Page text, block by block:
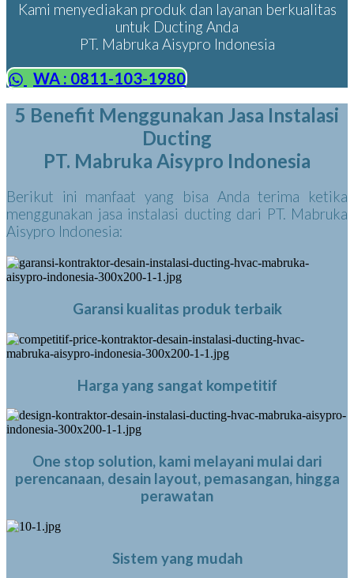
Kami menyediakan produk dan layanan berkualitas
untuk Ducting Anda
PT. Mabruka Aisypro Indonesia
WA : 0811-103-1980
5 Benefit Menggunakan Jasa Instalasi
Ducting
PT. Mabruka Aisypro Indonesia
Berikut ini manfaat yang bisa Anda terima ketika
menggunakan jasa instalasi ducting dari PT. Mabruka
Aisypro Indonesia:
Garansi kualitas produk terbaik
Harga yang sangat kompetitif
One stop solution, kami melayani mulai dari
perencanaan, desain layout, pemasangan, hingga
perawatan
Sistem yang mudah